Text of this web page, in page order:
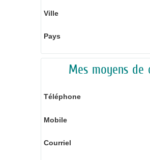
Ville
Pays
Mes moyens de
Téléphone
Mobile
Courriel